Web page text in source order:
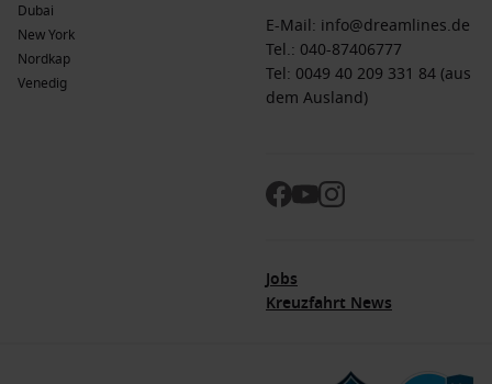
Dubai
New York
Nordkap
Venedig
E-Mail: info@dreamlines.de
Tel.: 040-87406777
Tel: 0049 40 209 331 84 (aus
dem Ausland)
Jobs
Kreuzfahrt News